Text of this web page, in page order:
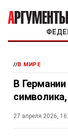
//В МИРЕ
В
27 апреля 2026,